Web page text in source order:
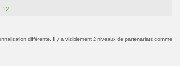
:
différente. Il y a visiblement 2 niveaux de partenariats comme